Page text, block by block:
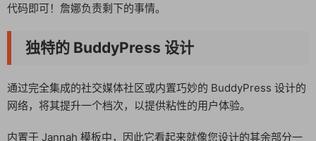
代码即可！詹娜负责剩下的事情。
独特的 BuddyPress 设计
通过完全集成的社交媒体社区或内置巧妙的 BuddyPress 设计的
网络，将其提升一个档次，以提供粘性的用户体验。
内置于 Jannah 模板中，因此它看起来就像您设计的其余部分一